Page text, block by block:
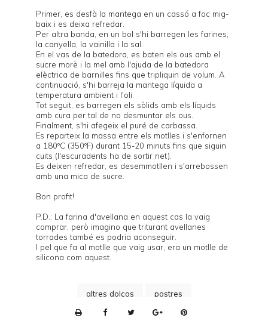
Primer, es desfà la mantega en un cassó a foc mig-
baix i es deixa refredar.
Per altra banda, en un bol s'hi barregen les farines,
la canyella, la vainilla i la sal.
En el vas de la batedora, es baten els ous amb el
sucre morè i la mel amb l'ajuda de la batedora
elèctrica de barnilles fins que tripliquin de volum. A
continuació, s'hi barreja la mantega líquida a
temperatura ambient i l'oli.
Tot seguit, es barregen els sòlids amb els líquids
amb cura per tal de no desmuntar els ous.
Finalment, s'hi afegeix el puré de carbassa.
Es reparteix la massa entre els motlles i s'enfornen
a 180ºC (350ºF) durant 15-20 minuts fins que siguin
cuits (l'escuradents ha de sortir net).
Es deixen refredar, es desemmotllen i s'arrebossen
amb una mica de sucre.
Bon profit!
P.D.: La farina d'avellana en aquest cas la vaig
comprar, però imagino que triturant avellanes
torrades també es podria aconseguir.
I pel que fa al motlle que vaig usar, era un motlle de
silicona com aquest
altres dolços
postres